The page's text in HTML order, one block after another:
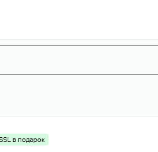
в подарок